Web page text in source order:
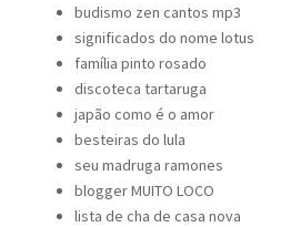
budismo zen cantos mp3
significados do nome lotus
família pinto rosado
discoteca tartaruga
japão como é o amor
besteiras do lula
seu madruga ramones
blogger MUITO LOCO
lista de cha de casa nova